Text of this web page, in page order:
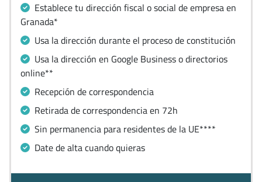
Establece tu dirección fiscal o social de empresa en
Granada*
Usa la dirección durante el proceso de constitución
Usa la dirección en Google Business o directorios
online**
Recepción de correspondencia
Retirada de correspondencia en 72h
Sin permanencia para residentes de la UE****
Date de alta cuando quieras